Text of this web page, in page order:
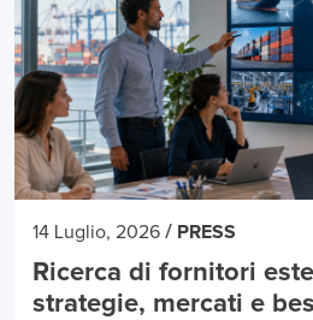
14 Luglio, 2026 / PRESS
Ricerca di fornitori
strategie, mercati e